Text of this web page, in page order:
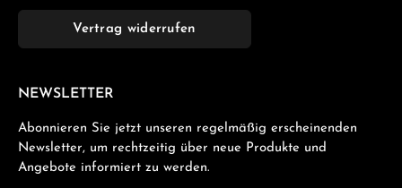
Vertrag widerrufen
NEWSLETTER
Abonnieren Sie jetzt unseren regelmäßig erscheinenden
Newsletter, um rechtzeitig über neue Produkte und
Angebote informiert zu werden.